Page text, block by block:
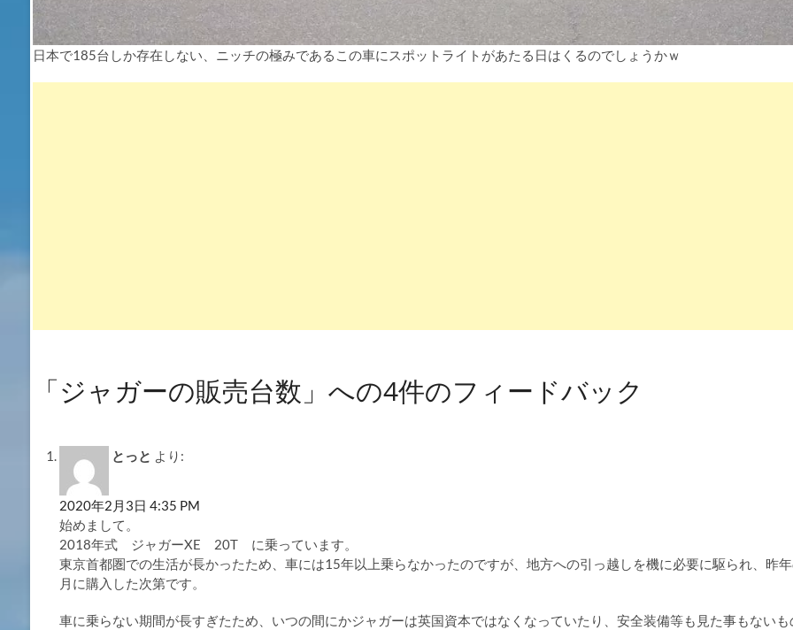
日本で185台しか存在しない、ニッチの極みであるこの車にスポットライトがあたる日はくるのでしょうかｗ
「ジャガーの販売台数」への4件のフィードバック
とっと より:
2020年2月3日 4:35 PM
始めまして。
2018年式 ジャガーXE 20T に乗っています。
東京首都圏での生活が長かったため、車には15年以上乗らなかったのですが、地方への引っ越しを機に必要に駆られ、昨
月に購入した次第です。
車に乗らない期間が長すぎたため、いつの間にかジャガーは英国資本ではなくなっていたり、安全装備等も見た事もないも